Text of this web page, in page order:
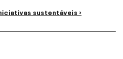
sustentáveis ›